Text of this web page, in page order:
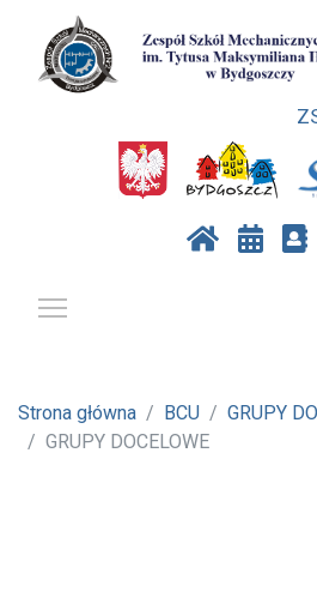
Strona główna BCU
GRUPY
GRUPY DOCELOWE